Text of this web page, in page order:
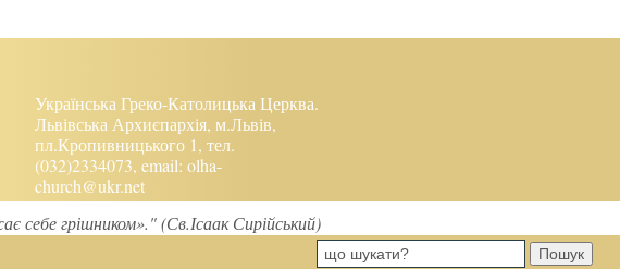
Українська Греко-Католицька Церква.
Львівська Архиєпархія, м.Львів,
пл.Кропивницького 1, тел.
(032)2334073, email:olha-
church@ukr.net
себе грішником»." (Св.Ісаак Сирійський)
Пошук